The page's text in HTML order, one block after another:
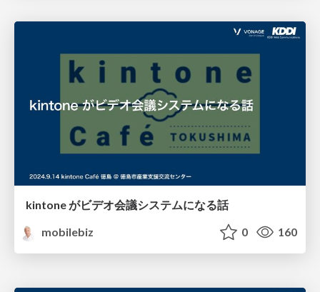
kintone がビデオ会議システムになる話
mobilebiz
0 160